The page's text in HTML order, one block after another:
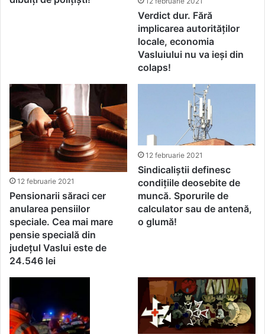
Verdict dur. Fără
implicarea autorităților
locale, economia
Vasluiului nu va ieși din
colaps!
12 februarie 2021
Pensionarii săraci cer
anularea pensiilor
speciale. Cea mai mare
pensie specială din
județul Vaslui este de
24.546 lei
12 februarie 2021
Sindicaliștii definesc
condițiile deosebite de
muncă. Sporurile de
calculator sau de antenă,
o glumă!